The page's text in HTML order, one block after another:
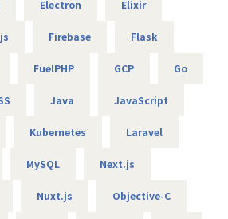
したい
なる、デジタルならではの読書体
い
は、
まえたシステム設計・開発
上げを支援しました。
communication. This provides a
from Japan!
バーと連携するシニア/リードのバッ
協力して新機能の開発、運用管理、
係者と調整しながらスムーズな進行
アプリケーションの品質に責任を
(閉域接続可能な)生成AIの開発
用した需要予測とシステム開発
けたデータ分析、PoC開発 など
構成の9割以上がエンジニアです。
めて創業したため、
Electron Elixir
Firebase Flask
FuelPHP GCP Go
Java JavaScript
Kubernetes Laravel
MySQL Next.js
Nuxt.js Objective-C